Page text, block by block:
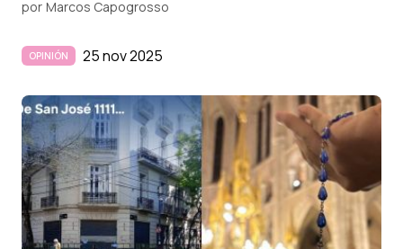
por Marcos Capogrosso
OPINIÓN 25 nov 2025